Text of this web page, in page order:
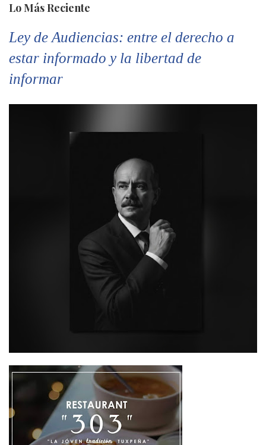
Lo Más Reciente
Ley de Audiencias: entre el derecho a
estar informado y la libertad de
informar